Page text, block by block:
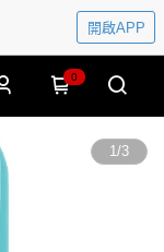
開啟APP
0
1/3